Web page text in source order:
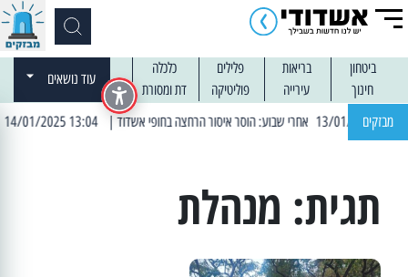
ביטחון בריאות פלילים
כלכלה
חינוך
עירייה פוליטיקה דת ומסורת
עוד נושאים
מבזקים | 13:04 14/01/2025 עובדים בלילות: עבודות קרצוף וריבוד אספלט
תגית: מנהלת